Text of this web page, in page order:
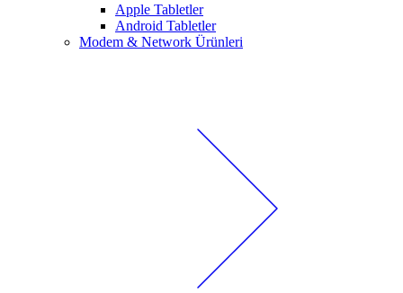
Apple Tabletler
Android Tabletler
Modem & Network Ürünleri